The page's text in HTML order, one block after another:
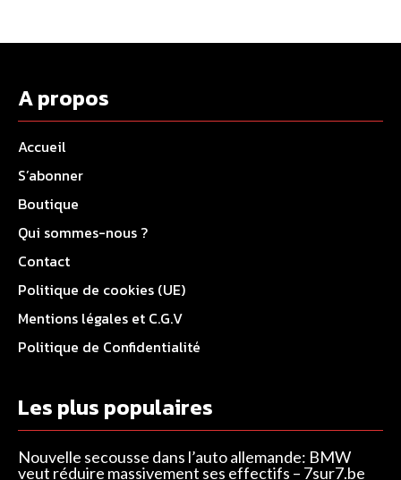
A propos
Accueil
S’abonner
Boutique
Qui sommes-nous ?
Contact
Politique de cookies (UE)
Mentions légales et C.G.V
Politique de Confidentialité
Les plus populaires
Nouvelle secousse dans l’auto allemande: BMW
veut réduire massivement ses effectifs – 7sur7.be